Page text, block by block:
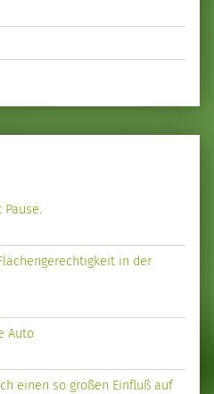
in der
Auto
einen so großen Einfluß auf